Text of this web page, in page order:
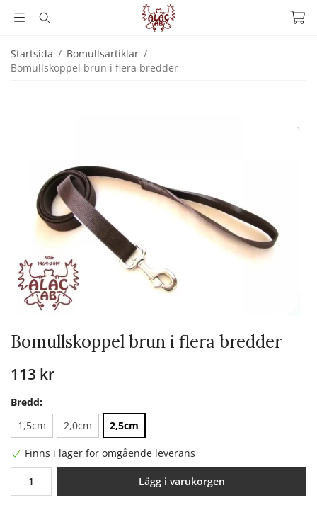
Startsida / Bomullsartiklar /
Bomullskoppel brun i flera bredder
Bomullskoppel brun i flera bredder
113 kr
Bredd:
1,5cm
2,0cm 2,5cm
Finns i lager för omgående leverans
Lägg i varukorgen